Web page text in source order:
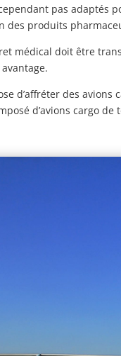
pas adaptés
des produits
médical doit être
d’affréter des
d’avions cargo